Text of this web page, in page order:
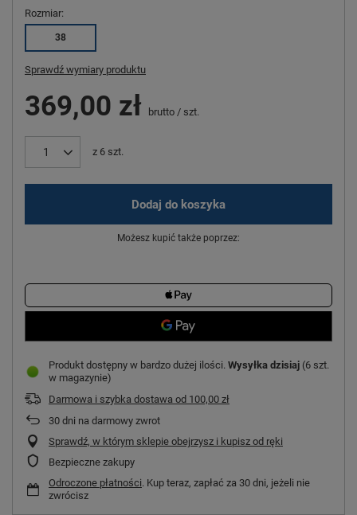
Rozmiar
38
Sprawdź wymiary produktu
369,00 zł brutto / szt.
z 6 szt.
Dodaj do koszyka
Możesz kupić także poprzez:
Produkt dostępny w bardzo dużej ilości Wysyłka dzisiaj (6 szt.
w magazynie)
Darmowa i szybka dostawa od 100,00 zł
30 dni na darmowy zwrot
Sprawdź, w którym sklepie obejrzysz i kupisz od ręki
Bezpieczne zakupy
Odroczone płatności. Kup teraz, zapłać za 30 dni, jeżeli nie
zwrócisz